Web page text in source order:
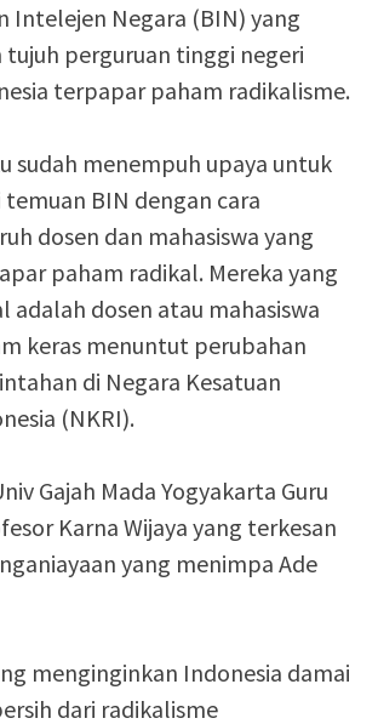
Intelejen Negara (BIN) yang
perguruan tinggi negeri
terpapar paham radikalisme.
sudah menempuh upaya untuk
BIN dengan cara
dosen dan mahasiswa yang
paham radikal. Mereka yang
adalah dosen atau mahasiswa
keras menuntut perubahan
di Negara Kesatuan
(NKRI).
Gajah Mada Yogyakarta Guru
Karna Wijaya yang terkesan
yang menimpa Ade
menginginkan Indonesia damai
dari radikalisme